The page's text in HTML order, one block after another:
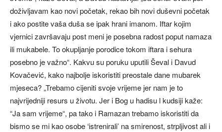
doživljavam kao novi početak, rekao bih novi duševni početak
i ako postite vaša duša se ipak hrani imanom. Iftar kojim
vjernici završavaju post meni je posebna radost poput namaza
ili mukabele. To okupljanje porodice tokom iftara i sehura
posebno je važno“. Kakvu su poruku uputili Ševal i Davud
Kovačević, kako najbolje iskoristiti preostale dane mubarek
mjeseca? „Trebamo cijeniti svoje vrijeme jer nam je to
najvrijedniji resurs u životu. Jer i Bog u hadisu l kudsiji kaže:
“Ja sam vrijeme“, pa tako i Ramazan trebamo iskoristiti da
bismo se mi kao osobe ‘istrenirali’ na smirenost, strpljivost ali i